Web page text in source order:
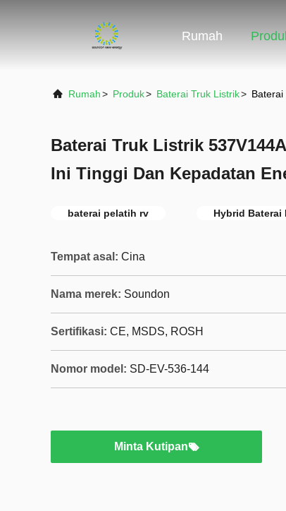
Rumah
Rumah> Produk> Baterai Truk Listrik>
Baterai Truk Listrik
Ini Tinggi Dan Kepadatan
baterai pelatih rv Hybrid Baterai
Tempat asal: Cina
Nama merek: Soundon
Sertifikasi: CE, MSDS, ROSH
Nomor model: SD-EV-536-144
Minta Kutipan